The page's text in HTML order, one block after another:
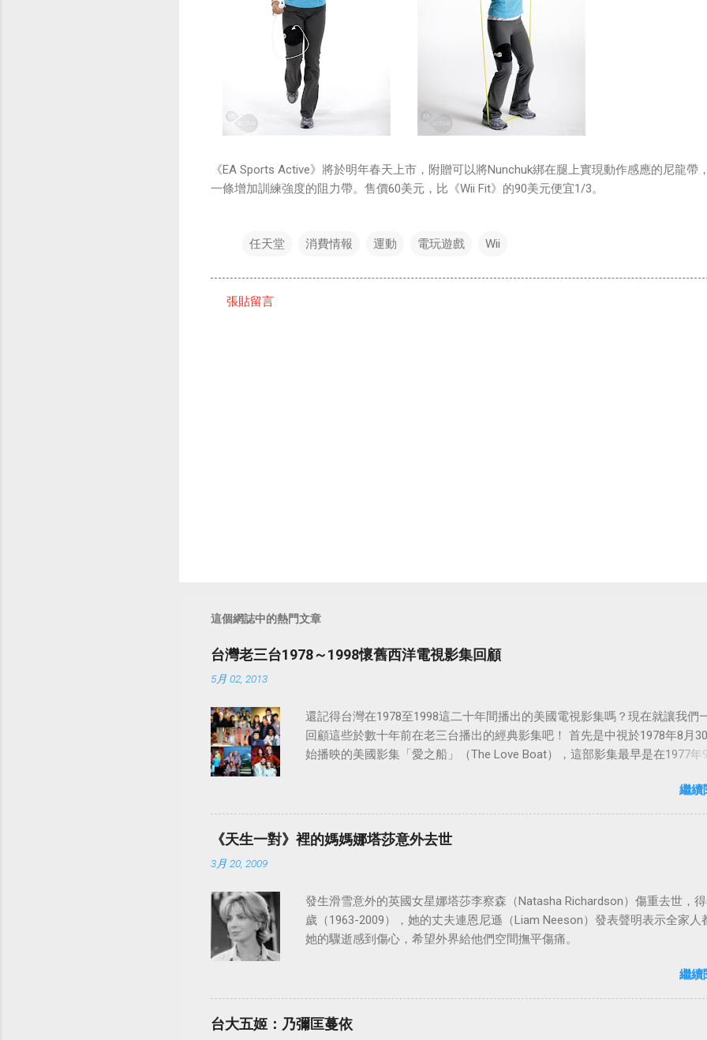
《EA Sports Active》將於明年春天上市，附贈可以將Nunchuk綁在腿上實現動作感應的尼龍帶
一條增加訓練強度的阻力帶。售價60美元，比《Wii Fit》的90美元便宜1/3。
任天堂 消費情報 運動 電玩遊戲 Wii
張貼留言
這個網誌中的熱門文章
台灣老三台1978～1998懷舊西洋電視影集回顧
5月 02, 2013
還記得台灣在1978至1998這二十年間播出的美國電視影集嗎？現在就讓我們
回顧這些於數十年前在老三台播出的經典影集吧！ 首先是中視於1978年8月
始播映的美國影集「愛之船」（The Love Boat），這部影集最早是在1977年
繼續
《天生一對》裡的媽媽娜塔莎意外去世
3月 20, 2009
發生滑雪意外的英國女星娜塔莎李察森（Natasha Richardson）傷重去世，
歲（1963-2009），她的丈夫連恩尼遜（Liam Neeson）發表聲明表示全家人
她的驟逝感到傷心，希望外界給他們空間撫平傷痛。
繼續
台大五姬：乃彌匡蔓依